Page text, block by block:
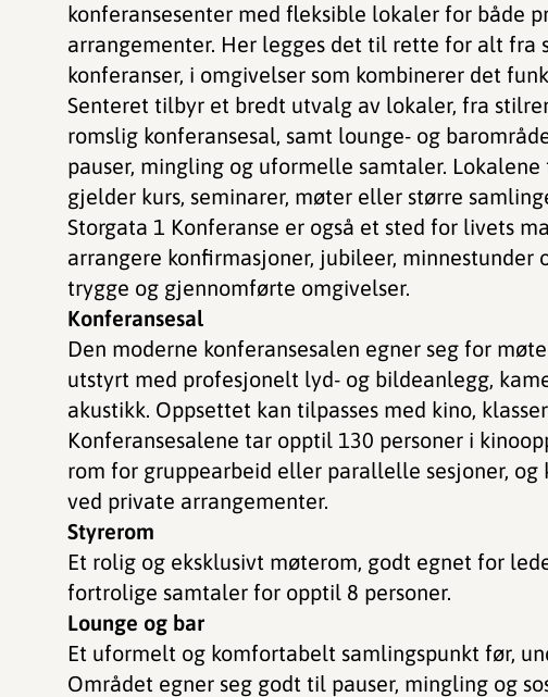
konferansesenter med fleksible lokaler for både
arrangementer. Her legges det til rette for alt fra
konferanser, i omgivelser som kombinerer det
Senteret tilbyr et bredt utvalg av lokaler, fra
romslig konferansesal, samt lounge- og
pauser, mingling og uformelle samtaler.
gjelder kurs, seminarer, møter eller større
Storgata 1 Konferanse er også et sted for livets
arrangere konfirmasjoner, jubileer, minnestunder
trygge og gjennomførte omgivelser.
Konferansesal
Den moderne konferansesalen egner seg for
utstyrt med profesjonelt lyd- og bildeanlegg,
akustikk. Oppsettet kan tilpasses med kino,
Konferansesalene tar opptil 130 personer i
rom for gruppearbeid eller parallelle sesjoner, og
ved private arrangementer.
Styrerom
Et rolig og eksklusivt møterom, godt egnet for
fortrolige samtaler for opptil 8 personer.
Lounge og bar
Et uformelt og komfortabelt samlingspunkt før,
Området egner seg godt til pauser, mingling og